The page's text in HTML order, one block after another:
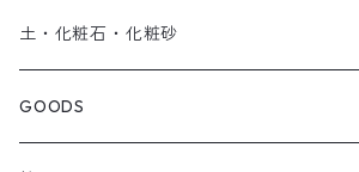
SEEDRIC Signature
SEEDRIC Heritage
土・化粧石・化粧砂
アガベ用の土
GOODS